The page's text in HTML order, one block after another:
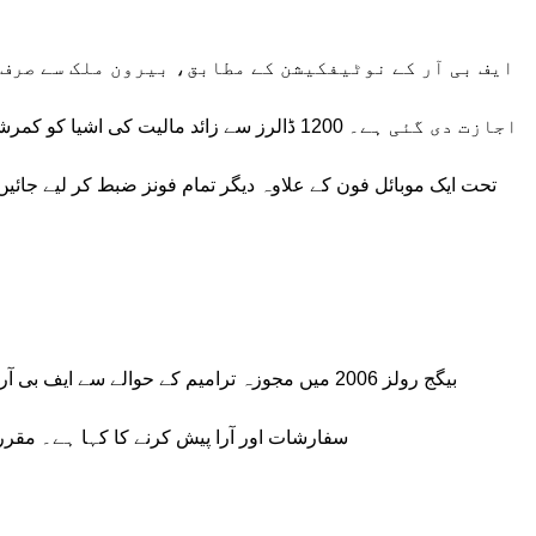
ایف بی آر کے نوٹیفکیشن کے مطابق، بیرون ملک سے
اجازت دی گئی ہے۔ 1200 ڈالرز سے زائد
تحت ایک موبائل فون کے علاوہ دیگر تمام فونز ضبط کر لیے
سفارشات اور آرا پیش کرنے کا کہا ہے۔